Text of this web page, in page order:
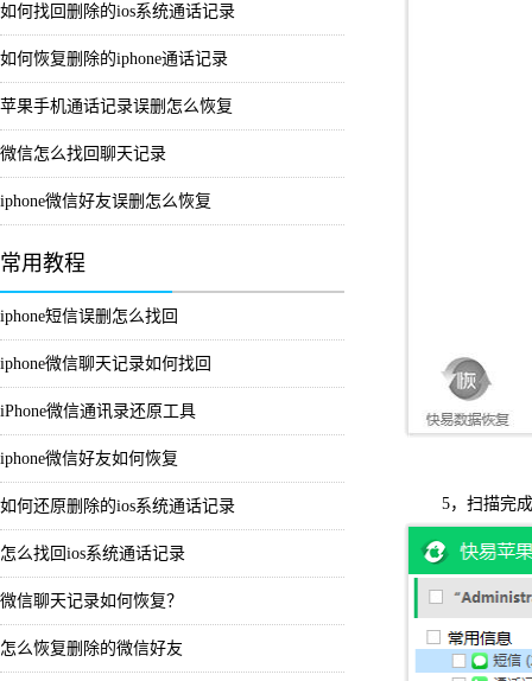
如何找回删除的ios系统通话记录
如何恢复删除的iphone通话记录
苹果手机通话记录误删怎么恢复
微信怎么找回聊天记录
iphone微信好友误删怎么恢复
常用教程
iphone短信误删怎么找回
iphone微信聊天记录如何找回
iPhone微信通讯录还原工具
iphone微信好友如何恢复
如何还原删除的ios系统通话记录
怎么找回ios系统通话记录
微信聊天记录如何恢复？
怎么恢复删除的微信好友
5，扫描完成